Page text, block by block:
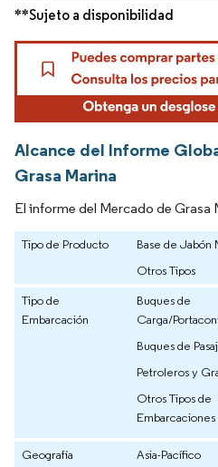
**Sujeto a disponibilidad
Alcance del Informe
Grasa Marina
El informe del Mercado de Grasa
Tipo de Producto
Base de Jabón
Otros Tipos
Tipo de
Embarcación
Buques de
Carga/
Buques de
Petroleros y
Otros Tipos de
Embarcaciones
Geografía Asia-Pacífico